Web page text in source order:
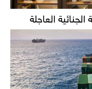
العاجلة